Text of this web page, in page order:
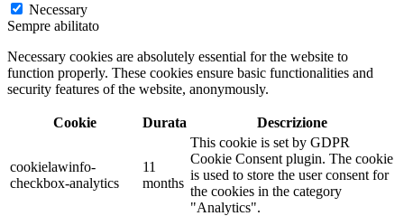
Necessary
Sempre abilitato
Necessary cookies are absolutely essential for the website to
function properly. These cookies ensure basic functionalities and
security features of the website, anonymously.
Cookie Durata Descrizione
cookielawinfo-
checkbox-analytics
11
months
This cookie is set by GDPR
Cookie Consent plugin. The cookie
is used to store the user consent for
the cookies in the category
"Analytics".